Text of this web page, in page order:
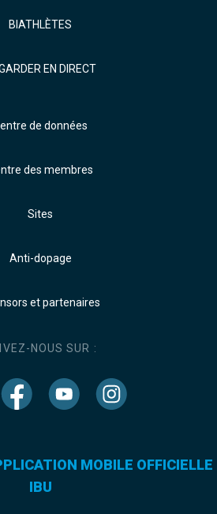
BIATHLÈTES
EN DIRECT
de données
des membres
Sites
Anti-dopage
et partenaires
NOUS SUR :
MOBILE OFFICIELLE
IBU